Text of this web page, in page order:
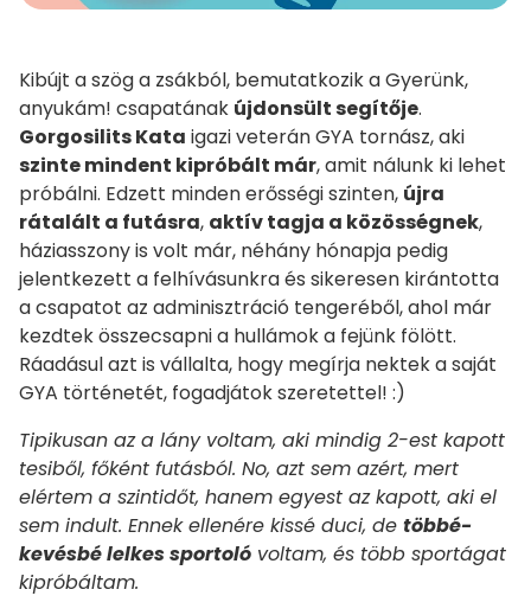
Kibújt a szög a zsákból, bemutatkozik a Gyerünk,
anyukám! csapatának újdonsült segítője.
Gorgosilits Kata igazi veterán GYA tornász, aki
szinte mindent kipróbált már, amit nálunk ki lehet
próbálni. Edzett minden erősségi szinten, újra
rátalált a futásra, aktív tagja a közösségnek,
háziasszony is volt már, néhány hónapja pedig
jelentkezett a felhívásunkra és sikeresen kirántotta
a csapatot az adminisztráció tengeréből, ahol már
kezdtek összecsapni a hullámok a fejünk fölött.
Ráadásul azt is vállalta, hogy megírja nektek a saját
GYA történetét, fogadjátok szeretettel! :)
Tipikusan az a lány voltam, aki mindig 2-est kapott
tesiből, főként futásból. No, azt sem azért, mert
elértem a szintidőt, hanem egyest az kapott, aki el
sem indult. Ennek ellenére kissé duci, de többé-
kevésbé lelkes sportoló voltam, és több sportágat
kipróbáltam.